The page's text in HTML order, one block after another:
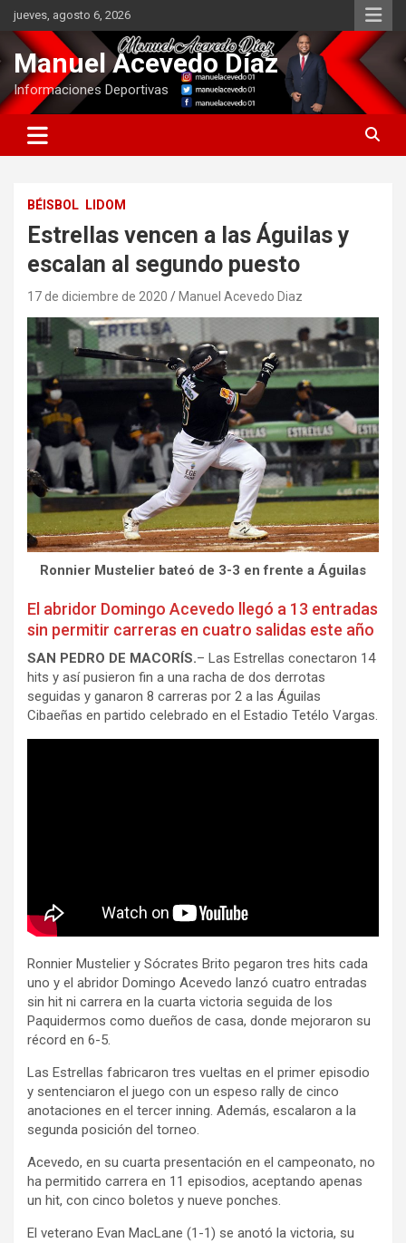
Saltar
contenido
jueves, agosto 6, 2026
Manuel Acevedo Díaz
Informaciones Deportivas
BÉISBOL LIDOM
Estrellas vencen a las Águilas y
escalan al segundo puesto
17 de diciembre de 2020 Manuel Acevedo Diaz
Ronnier Mustelier bateó de 3-3 en frente a Águilas
El abridor Domingo Acevedo llegó a 13 entradas
sin permitir carreras en cuatro salidas este año
SAN PEDRO DE MACORÍS.– Las Estrellas conectaron 14
hits y así pusieron fin a una racha de dos derrotas
seguidas y ganaron 8 carreras por 2 a las Águilas
Cibaeñas en partido celebrado en el Estadio Tetélo Vargas.
Ronnier Mustelier y Sócrates Brito pegaron tres hits cada
uno y el abridor Domingo Acevedo lanzó cuatro entradas
sin hit ni carrera en la cuarta victoria seguida de los
Paquidermos como dueños de casa, donde mejoraron su
récord en 6-5.
Las Estrellas fabricaron tres vueltas en el primer episodio
y sentenciaron el juego con un espeso rally de cinco
anotaciones en el tercer inning. Además, escalaron a la
segunda posición del torneo.
Acevedo, en su cuarta presentación en el campeonato, no
ha permitido carrera en 11 episodios, aceptando apenas
un hit, con cinco boletos y nueve ponches.
El veterano Evan MacLane (1-1) se anotó la victoria, su